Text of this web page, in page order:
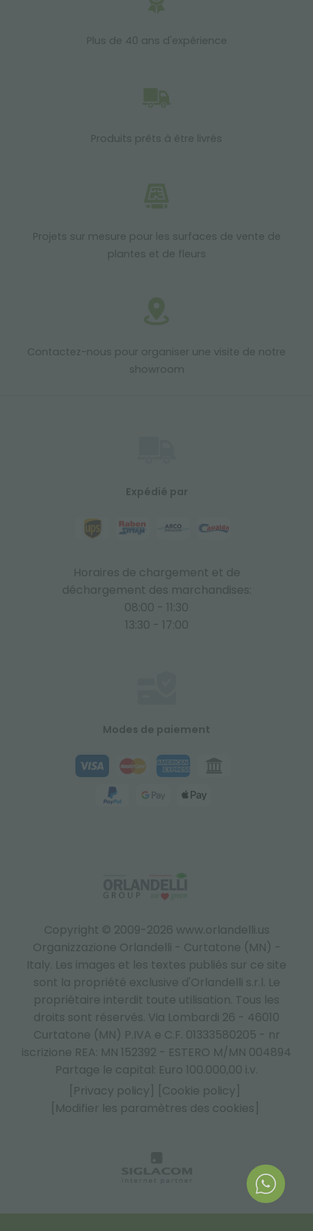
Plus de 40 ans d'expérience
Produits prêts à être livrés
Projets sur mesure pour les surfaces de vente de
plantes et de fleurs
Contactez-nous pour organiser une visite de notre
showroom
Copyright © 2009-2026 www.orlandelli.us
Organizzazione Orlandelli - Curtatone (MN) -
Italy. Les images et les textes publiés sur ce site
sont la propriété exclusive d'Orlandelli s.r.l. Le
propriétaire interdit toute utilisation. Tous les
droits sont réservés. Via Lombardi 26 - 46010
Curtatone (MN) P.IVA e C.F. 01333580205 - nr
iscrizione REA: MN 152392 - ESTERO M/MN 004894
Partage le capital: Euro 100.000,00 i.v.
[Privacy policy]
[Cookie policy]
[Modifier les paramètres des cookies]
Expédié par
Horaires de chargement et de
déchargement des marchandises:
08:00 - 11:30
13:30 - 17:00
Modes de paiement